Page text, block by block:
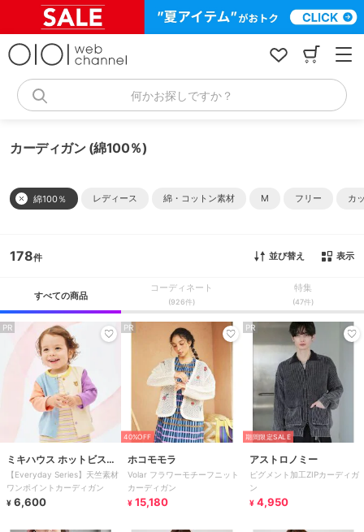
何かお探しですか？
カーディガン (綿100％)
綿100％ レディース 綿・コットン素材 M フリー カ
178 並び替え 表示
すべての商品
コーディネート
(926件)
特集
(47件)
PR
ミキハウス ホットビスケ
ッツ
【Everyday Series】天竺素材
ワンポイントカーディガン
¥ 6,600
PR
40%OFF
ホコモモラ
Volar フラワーモチーフニット
カーディガン
¥ 15,180
PR
期間限定SALE
アストロノミー
ピグメント加工ZIPカーディガ
ン
¥ 4,950